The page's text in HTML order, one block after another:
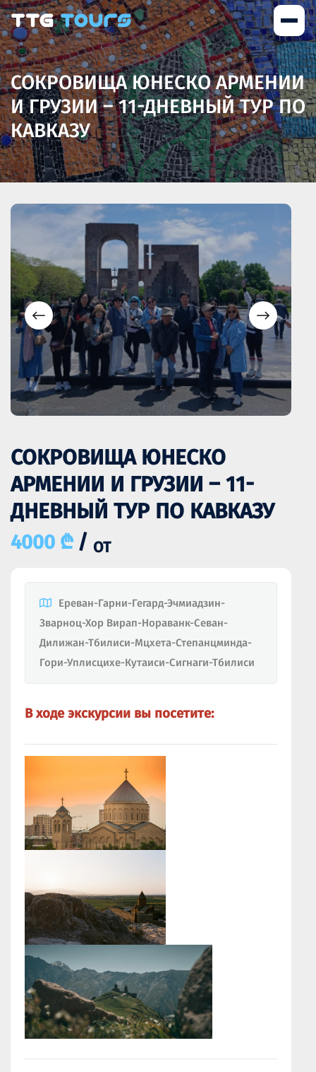
СОКРОВИЩА ЮНЕСКО АРМЕНИИ
И ГРУЗИИ – 11-ДНЕВНЫЙ ТУР ПО
КАВКАЗУ
СОКРОВИЩА ЮНЕСКО
АРМЕНИИ И ГРУЗИИ – 11-
ДНЕВНЫЙ ТУР ПО КАВКАЗУ
4000 ₾ / ОТ
Ереван-Гарни-Гегард-Эчмиадзин-
Зварноц-Хор Вирап-Нораванк-Севан-
Дилижан-Тбилиси-Мцхета-Степанцминда-
Гори-Уплисцихе-Кутаиси-Сигнаги-Тбилиси
В ходе экскурсии вы посетите: